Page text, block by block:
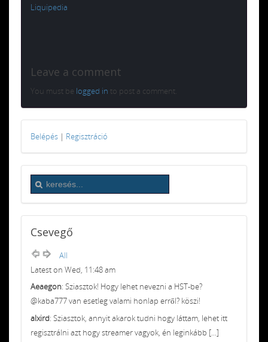
Liquipedia
Leave a comment
You must be logged in to post a comment.
Belépés | Regisztráció
Csevegő
All
Latest on Wed, 11:48 am
Aeaegon: Sziasztok! Hogy lehet nevezni a HST-be?
@kaba777 van esetleg valami honlap erről? köszi!
alxird: Sziasztok, annyit akarok tudni hogy láttam, lehet itt
regisztrálni azt hogy streamer vagyok, én leginkább [...]